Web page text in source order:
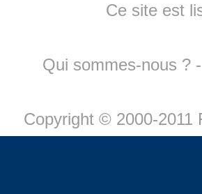
Ce site est
Qui sommes-nous ? -
Copyright © 2000-